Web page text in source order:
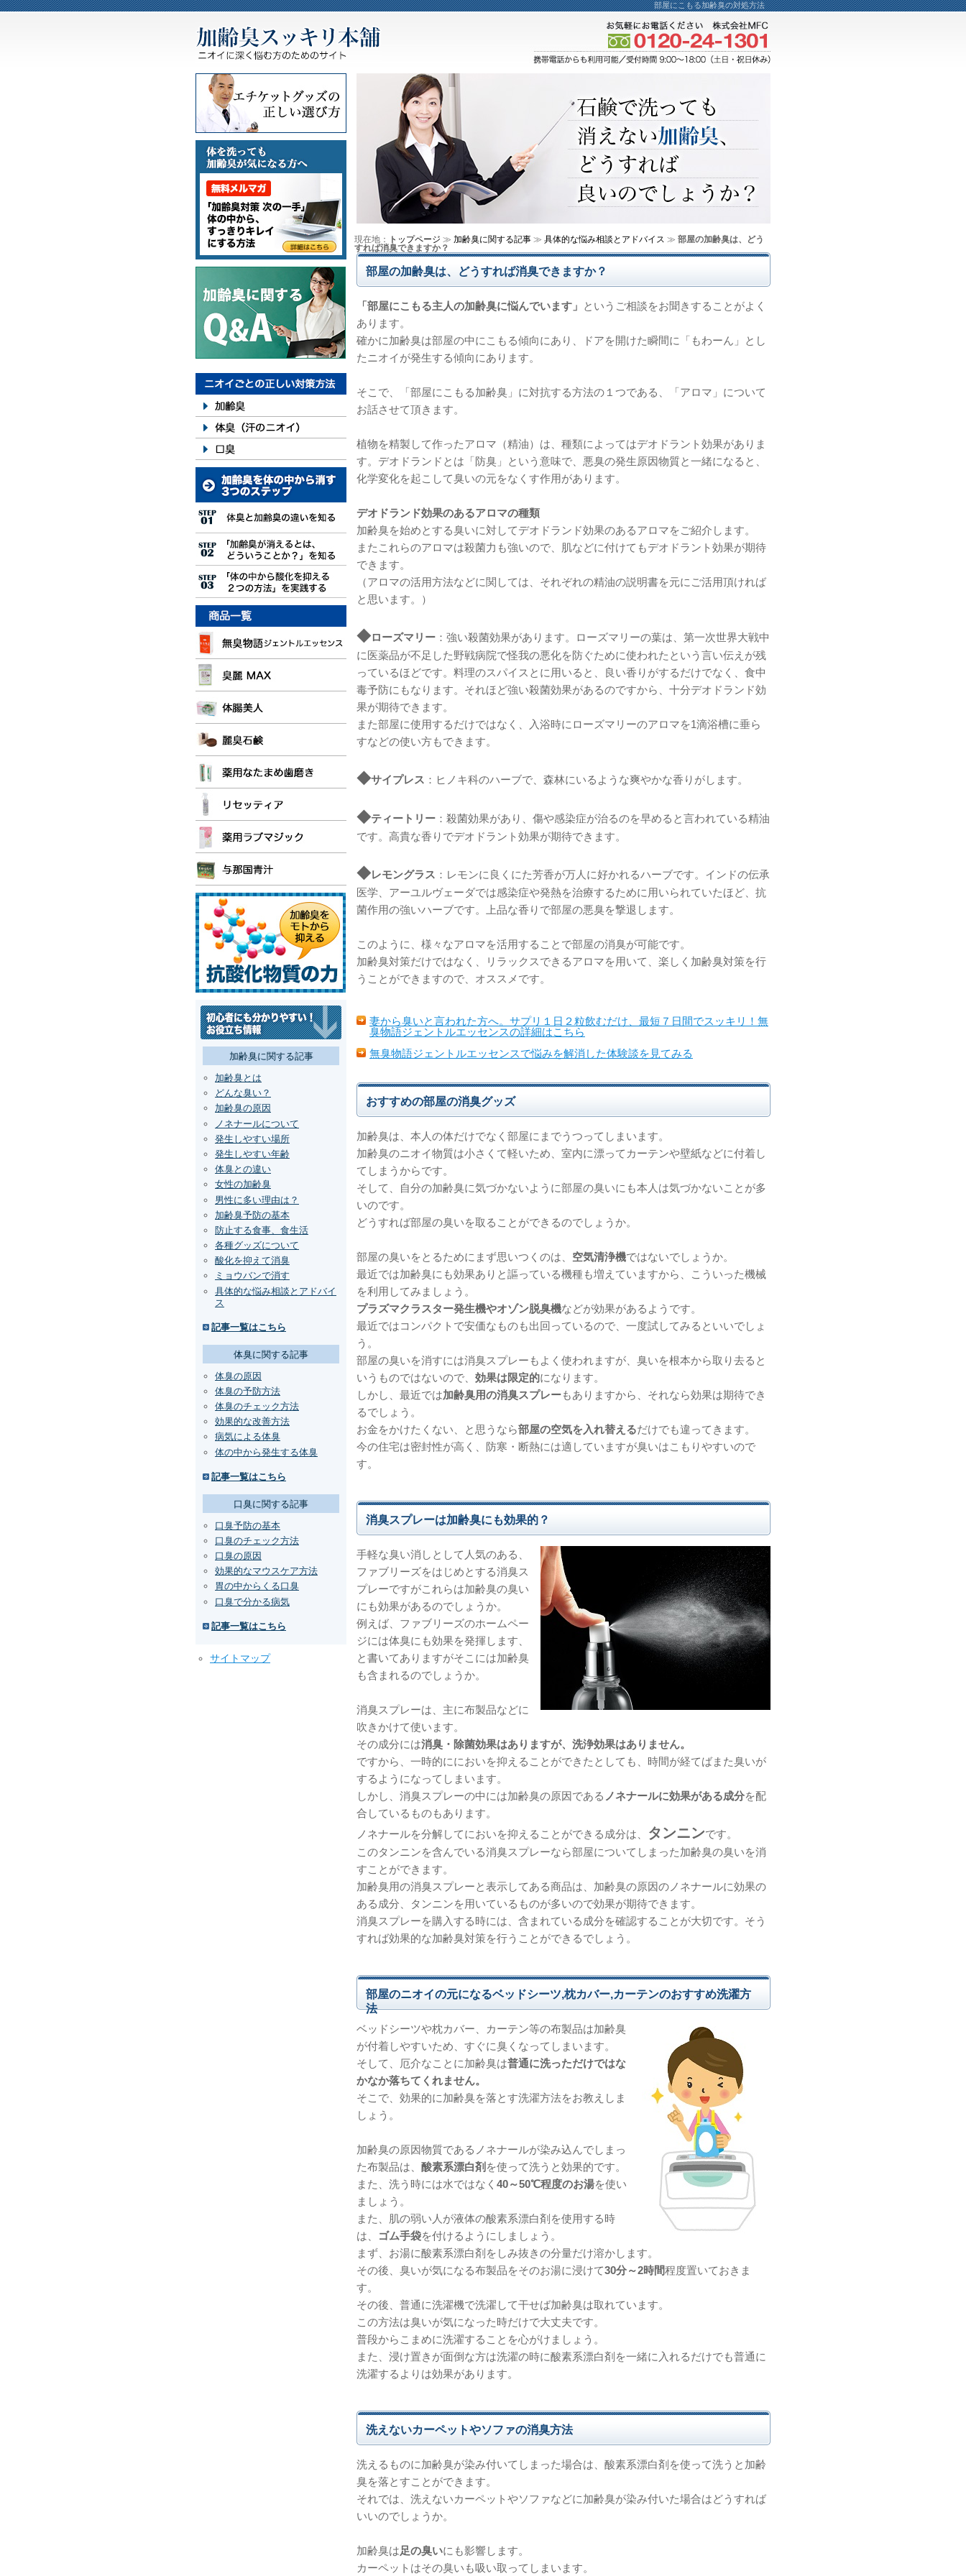
部屋にこもる加齢臭の対処方法
部屋の加齢臭は、どうすれば消臭できますか？
「部屋にこもる主人の加齢臭に悩んでいます」 というご相談をお聞きすることがよく
あります。
確かに加齢臭は部屋の中にこもる傾向にあり、ドアを開けた瞬間に「もわーん」とし
たニオイが発生する傾向にあります。
そこで、「部屋にこもる加齢臭」に対抗する方法の１つである、「アロマ」について
お話させて頂きます。
植物を精製して作ったアロマ（精油）は、種類によってはデオドラント効果がありま
す。デオドランドとは「防臭」という意味で、悪臭の発生原因物質と一緒になると、
化学変化を起こして臭いの元をなくす作用があります。
デオドランド効果のあるアロマの種類
加齢臭を始めとする臭いに対してデオドランド効果のあるアロマをご紹介します。
またこれらのアロマは殺菌力も強いので、肌などに付けてもデオドラント効果が期待
できます。
（アロマの活用方法などに関しては、それぞれの精油の説明書を元にご活用頂ければ
と思います。）
◆ローズマリー ：強い殺菌効果があります。ローズマリーの葉は、第一次世界大戦中
に医薬品が不足した野戦病院で怪我の悪化を防ぐために使われたという言い伝えが残
っているほどです。料理のスパイスとに用いると、良い香りがするだけでなく、食中
毒予防にもなります。それほど強い殺菌効果があるのですから、十分デオドランド効
果が期待できます。
また部屋に使用するだけではなく、入浴時にローズマリーのアロマを1滴浴槽に垂ら
すなどの使い方もできます。
◆サイプレス ：ヒノキ科のハーブで、森林にいるような爽やかな香りがします。
◆ティートリー ：殺菌効果があり、傷や感染症が治るのを早めると言われている精油
です。高貴な香りでデオドラント効果が期待できます。
◆レモングラス ：レモンに良くにた芳香が万人に好かれるハーブです。インドの伝承
医学、アーユルヴェーダでは感染症や発熱を治療するために用いられていたほど、抗
菌作用の強いハーブです。上品な香りで部屋の悪臭を撃退します。
このように、様々なアロマを活用することで部屋の消臭が可能です。
加齢臭対策だけではなく、リラックスできるアロマを用いて、楽しく加齢臭対策を行
うことができますので、オススメです。
妻から臭いと言われた方へ。サプリ１日２粒飲むだけ、最短７日間でスッキリ！無
臭物語ジェントルエッセンスの詳細はこちら
無臭物語ジェントルエッセンスで悩みを解消した体験談を見てみる
おすすめの部屋の消臭グッズ
加齢臭は、本人の体だけでなく部屋にまでうつってしまいます。
加齢臭のニオイ物質は小さくて軽いため、室内に漂ってカーテンや壁紙などに付着し
てしまうからです。
そして、自分の加齢臭に気づかないように部屋の臭いにも本人は気づかないことが多
いのです。
どうすれば部屋の臭いを取ることができるのでしょうか。
部屋の臭いをとるためにまず思いつくのは、 空気清浄機ではないでしょうか。
最近では加齢臭にも効果ありと謳っている機種も増えていますから、こういった機械
を利用してみましょう。
プラズマクラスター発生機やオゾン脱臭機などが効果があるようです。
最近ではコンパクトで安価なものも出回っているので、一度試してみるといいでしょ
う。
部屋の臭いを消すには消臭スプレーもよく使われますが、臭いを根本から取り去ると
いうものではないので、 効果は限定的になります。
しかし、最近では加齢臭用の消臭スプレーもありますから、それなら効果は期待でき
るでしょう。
お金をかけたくない、と思うなら部屋の空気を入れ替えるだけでも違ってきます。
今の住宅は密封性が高く、防寒・断熱には適していますが臭いはこもりやすいので
す。
消臭スプレーは加齢臭にも効果的？
手軽な臭い消しとして人気のある、
ファブリーズをはじめとする消臭ス
プレーですがこれらは加齢臭の臭い
にも効果があるのでしょうか。
例えば、ファブリーズのホームペー
ジには体臭にも効果を発揮します、
と書いてありますがそこには加齢臭
も含まれるのでしょうか。
消臭スプレーは、主に布製品などに
吹きかけて使います。
その成分には消臭・除菌効果はありますが、洗浄効果はありません。
ですから、一時的ににおいを抑えることができたとしても、時間が経てばまた臭いが
するようになってしまいます。
しかし、消臭スプレーの中には加齢臭の原因である ノネナールに効果がある成分を配
合しているものもあります。
ノネナールを分解してにおいを抑えることができる成分は、
タンニンです。
このタンニンを含んでいる消臭スプレーなら部屋についてしまった加齢臭の臭いを消
すことができます。
加齢臭用の消臭スプレーと表示してある商品は、加齢臭の原因のノネナールに効果の
ある成分、タンニンを用いているものが多いので効果が期待できます。
消臭スプレーを購入する時には、含まれている成分を確認することが大切です。そう
すれば効果的な加齢臭対策を行うことができるでしょう。
部屋のニオイの元になるベッドシーツ,枕カバー,カーテンのおすすめ洗濯方
法
ベッドシーツや枕カバー、カーテン等の布製品は加齢臭
が付着しやすいため、すぐに臭くなってしまいます。
そして、厄介なことに加齢臭は普通に洗っただけではな
かなか落ちてくれません。
そこで、効果的に加齢臭を落とす洗濯方法をお教えしま
しょう。
加齢臭の原因物質であるノネナールが染み込んでしまっ
た布製品は、 酸素系漂白剤 を使って洗うと効果的です。
また、洗う時には水ではなく 40～50℃程度のお湯を使い
ましょう。
また、肌の弱い人が液体の酸素系漂白剤を使用する時
は、
ゴム手袋を付けるようにしましょう。
まず、お湯に酸素系漂白剤をしみ抜きの分量だけ溶かします。
その後、臭いが気になる布製品をそのお湯に浸けて30分～2時間程度置いておきま
す。
その後、普通に洗濯機で洗濯して干せば加齢臭は取れています。
この方法は臭いが気になった時だけで大丈夫です。
普段からこまめに洗濯することを心がけましょう。
また、浸け置きが面倒な方は洗濯の時に酸素系漂白剤を一緒に入れるだけでも普通に
洗濯するよりは効果があります。
洗えないカーペットやソファの消臭方法
洗えるものに加齢臭が染み付いてしまった場合は、酸素系漂白剤を使って洗うと加齢
臭を落とすことができます。
それでは、洗えないカーペットやソファなどに加齢臭が染み付いた場合はどうすれば
いいのでしょうか。
加齢臭は足の臭いにも影響します。
カーペットはその臭いも吸い取ってしまいます。
加齢臭に関する記事
加齢臭とは
どんな臭い？
加齢臭の原因
ノネナールについて
発生しやすい場所
発生しやすい年齢
体臭との違い
女性の加齢臭
男性に多い理由は？
加齢臭予防の基本
防止する食事、食生活
各種グッズについて
酸化を抑えて消臭
ミョウバンで消す
具体的な悩み相談とアドバイ
ス
記事一覧はこちら
体臭に関する記事
体臭の原因
体臭の予防方法
体臭のチェック方法
効果的な改善方法
病気による体臭
体の中から発生する体臭
記事一覧はこちら
口臭に関する記事
口臭予防の基本
口臭のチェック方法
口臭の原因
効果的なマウスケア方法
胃の中からくる口臭
口臭で分かる病気
記事一覧はこちら
サイトマップ
現在地： トップページ ≫ 加齢臭に関する記事 ≫ 具体的な悩み相談とアドバイス ≫ 部屋の加齢臭は、どう
すれば消臭できますか？